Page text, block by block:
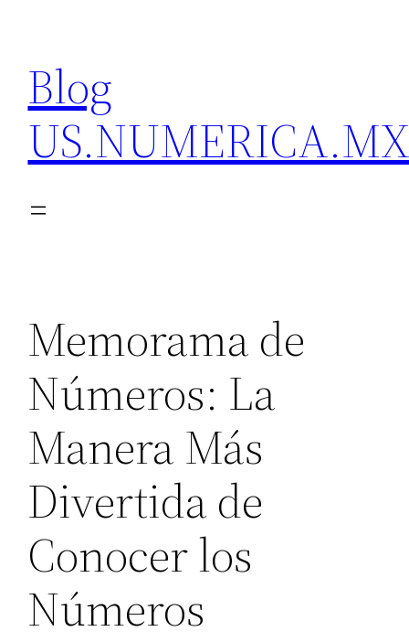
content
Blog
Memorama de
Números: La
Manera Más
Divertida de
Conocer los
Números